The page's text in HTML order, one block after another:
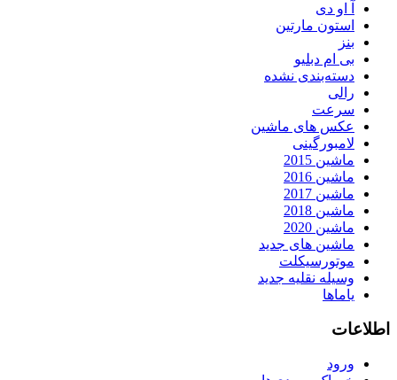
آ او دی
استون مارتین
بنز
بی ام دبلیو
دسته‌بندی نشده
رالی
سرعت
عکس های ماشین
لامبورگینی
ماشین 2015
ماشین 2016
ماشین 2017
ماشین 2018
ماشین 2020
ماشین های جدید
موتورسیکلت
وسیله نقلیه جدید
یاماها
اطلاعات
ورود